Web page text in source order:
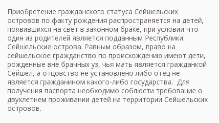
Приобретение гражданского статуса Сейшельских
островов по факту рождения распространяется на детей,
появившихся на свет в законном браке, при условии что
один из родителей является подданным Республики
Сейшельские острова. Равным образом, право на
сейшельское гражданство по происхождению имеют дети,
рожденные вне брачных уз, чья мать является гражданкой
Сейшел, а отцовство не установлено либо отец не
является гражданином какого-либо государства. Для
получения паспорта необходимо соблюсти требование о
двухлетнем проживании детей на территории Сейшельских
островов.